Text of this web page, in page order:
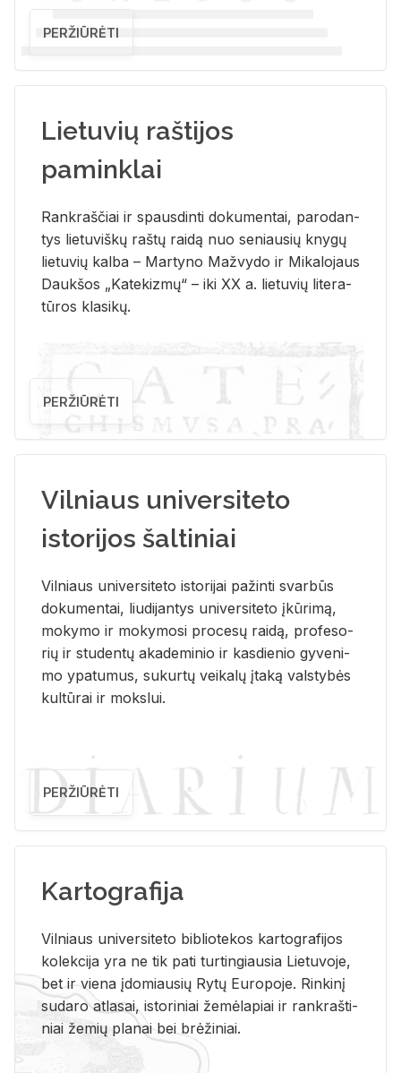
PERŽIŪRĖTI
Lietuvių raštijos
paminklai
Rank­raš­čiai ir spaus­din­ti do­ku­men­tai, pa­ro­dan­
tys lie­tu­viš­kų raš­tų rai­dą nuo se­niau­sių kny­gų
lie­tu­vių kal­ba – Mar­ty­no Ma­žvy­do ir Mi­ka­lo­jaus
Dauk­šos „Ka­te­kiz­mų“ – iki XX a. lie­tu­vių li­te­ra­
tū­ros kla­si­kų.
PERŽIŪRĖTI
Vilniaus universiteto
istorijos šaltiniai
Vil­niaus uni­ver­si­te­to is­to­ri­jai pa­žin­ti svar­būs
do­ku­men­tai, liu­di­jan­tys uni­ver­si­te­to įkū­ri­mą,
mo­ky­mo ir mo­ky­mo­si pro­ce­sų rai­dą, pro­fe­so­
rių ir stu­den­tų aka­de­mi­nio ir kas­die­nio gy­ve­ni­
mo ypa­tu­mus, su­kur­tų vei­ka­lų įta­ką vals­ty­bės
kul­tū­rai ir moks­lui.
PERŽIŪRĖTI
Kartografija
Vil­niaus uni­ver­si­te­to bi­b­lio­te­kos kar­to­gra­fi­jos
ko­lek­ci­ja yra ne tik pati tur­tin­giau­sia Lie­tu­vo­je,
bet ir vie­na įdo­miau­sių Rytų Eu­ro­po­je. Rin­ki­nį
su­da­ro at­la­sai, is­to­ri­niai že­mė­la­piai ir rank­raš­ti­
niai že­mių pla­nai bei brė­ži­niai.